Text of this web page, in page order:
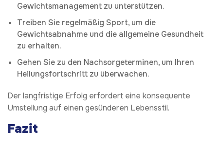
Gewichtsmanagement zu unterstützen.
Treiben Sie regelmäßig Sport, um die
Gewichtsabnahme und die allgemeine Gesundheit
zu erhalten.
Gehen Sie zu den Nachsorgeterminen, um Ihren
Heilungsfortschritt zu überwachen.
Der langfristige Erfolg erfordert eine konsequente
Umstellung auf einen gesünderen Lebensstil.
Fazit